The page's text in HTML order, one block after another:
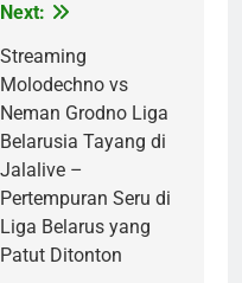
Next:
Streaming
Molodechno vs
Neman Grodno Liga
Belarusia Tayang di
Jalalive –
Pertempuran Seru di
Liga Belarus yang
Patut Ditonton